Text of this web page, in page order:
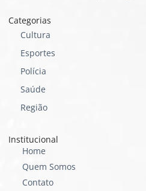
Categorias
Cultura
Esportes
Polícia
Saúde
Região
Institucional
Home
Quem Somos
Contato